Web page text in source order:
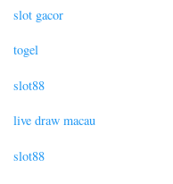
slot gacor
togel
slot88
live draw macau
slot88